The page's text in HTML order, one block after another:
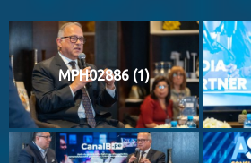
MPH02886 (1)